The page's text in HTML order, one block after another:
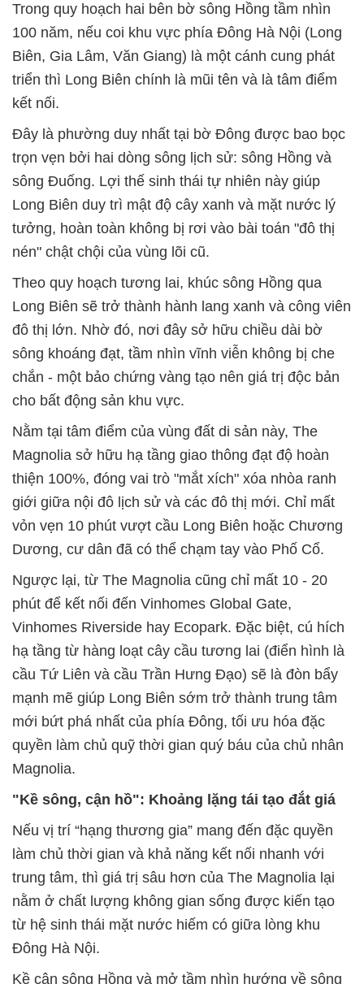
Trong quy hoạch hai bên bờ sông Hồng tầm nhìn
100 năm, nếu coi khu vực phía Đông Hà Nội (Long
Biên, Gia Lâm, Văn Giang) là một cánh cung phát
triển thì Long Biên chính là mũi tên và là tâm điểm
kết nối.
Đây là phường duy nhất tại bờ Đông được bao bọc
trọn vẹn bởi hai dòng sông lịch sử: sông Hồng và
sông Đuống. Lợi thế sinh thái tự nhiên này giúp
Long Biên duy trì mật độ cây xanh và mặt nước lý
tưởng, hoàn toàn không bị rơi vào bài toán "đô thị
nén" chật chội của vùng lõi cũ.
Theo quy hoạch tương lai, khúc sông Hồng qua
Long Biên sẽ trở thành hành lang xanh và công viên
đô thị lớn. Nhờ đó, nơi đây sở hữu chiều dài bờ
sông khoáng đạt, tầm nhìn vĩnh viễn không bị che
chắn - một bảo chứng vàng tạo nên giá trị độc bản
cho bất động sản khu vực.
Nằm tại tâm điểm của vùng đất di sản này, The
Magnolia sở hữu hạ tầng giao thông đạt độ hoàn
thiện 100%, đóng vai trò "mắt xích" xóa nhòa ranh
giới giữa nội đô lịch sử và các đô thị mới. Chỉ mất
vỏn vẹn 10 phút vượt cầu Long Biên hoặc Chương
Dương, cư dân đã có thể chạm tay vào Phố Cổ.
Ngược lại, từ The Magnolia cũng chỉ mất 10 - 20
phút để kết nối đến Vinhomes Global Gate,
Vinhomes Riverside hay Ecopark. Đặc biệt, cú hích
hạ tầng từ hàng loạt cây cầu tương lai (điển hình là
cầu Tứ Liên và cầu Trần Hưng Đạo) sẽ là đòn bẩy
mạnh mẽ giúp Long Biên sớm trở thành trung tâm
mới bứt phá nhất của phía Đông, tối ưu hóa đặc
quyền làm chủ quỹ thời gian quý báu của chủ nhân
Magnolia.
"Kề sông, cận hồ": Khoảng lặng tái tạo đắt giá
Nếu vị trí “hạng thương gia” mang đến đặc quyền
làm chủ thời gian và khả năng kết nối nhanh với
trung tâm, thì giá trị sâu hơn của The Magnolia lại
nằm ở chất lượng không gian sống được kiến tạo
từ hệ sinh thái mặt nước hiếm có giữa lòng khu
Đông Hà Nội.
Kề cận sông Hồng và mở tầm nhìn hướng về sông